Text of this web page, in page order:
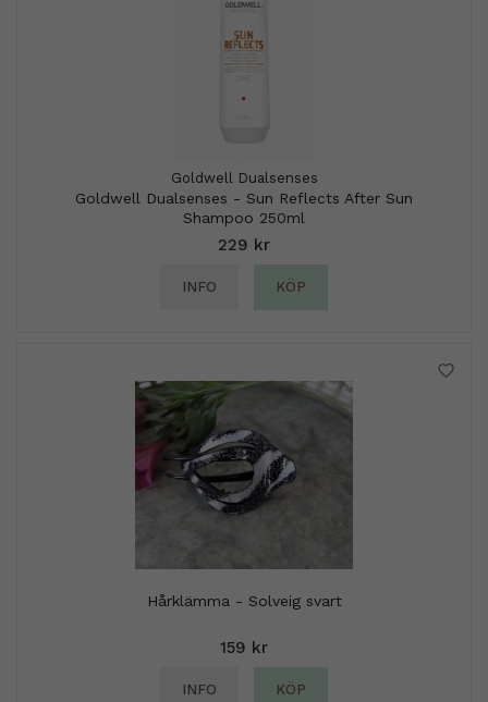
Goldwell Dualsenses
Goldwell Dualsenses - Sun Reflects After Sun
Shampoo 250ml
229 kr
INFO KÖP
Hårklämma - Solveig svart
159 kr
INFO KÖP